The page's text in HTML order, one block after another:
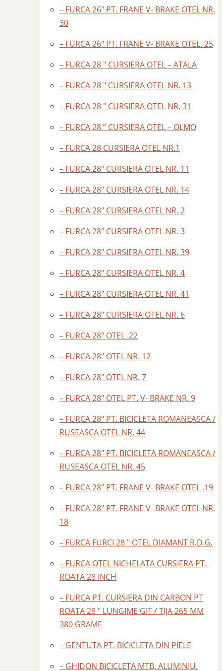
– FURCA 26″ PT. FRANE V- BRAKE OTEL NR.
30
– FURCA 26″ PT. FRANE V- BRAKE OTEL. 25
– FURCA 28 " CURSIERA OTEL – ATALA
– FURCA 28 " CURSIERA OTEL NR. 13
– FURCA 28 " CURSIERA OTEL NR. 31
– FURCA 28 ” CURSIERA OTEL – OLMO
– FURCA 28 CURSIERA OTEL NR.1
– FURCA 28″ CURSIERA OTEL NR. 11
– FURCA 28″ CURSIERA OTEL NR. 14
– FURCA 28″ CURSIERA OTEL NR. 2
– FURCA 28″ CURSIERA OTEL NR. 3
– FURCA 28″ CURSIERA OTEL NR. 39
– FURCA 28″ CURSIERA OTEL NR. 4
– FURCA 28″ CURSIERA OTEL NR. 41
– FURCA 28″ CURSIERA OTEL NR. 6
– FURCA 28″ OTEL .22
– FURCA 28″ OTEL NR. 12
– FURCA 28″ OTEL NR. 7
– FURCA 28″ OTEL PT. V- BRAKE NR. 9
– FURCA 28″ PT. BICICLETA ROMANEASCA /
RUSEASCA OTEL NR. 44
– FURCA 28″ PT. BICICLETA ROMANEASCA /
RUSEASCA OTEL NR. 45
– FURCA 28″ PT. FRANE V- BRAKE OTEL .19
– FURCA 28″ PT. FRANE V- BRAKE OTEL NR.
18
– FURCA FURCI 28 " OTEL DIAMANT R.D.G.
– FURCA OTEL NICHELATA CURSIERA PT.
ROATA 28 INCH
– FURCA PT. CURSIERA DIN CARBON PT
ROATA 28 " LUNGIME GIT / TIJA 265 MM
380 GRAME
– GENTUTA PT. BICICLETA DIN PIELE
– GHIDON BICICLETA MTB. ALUMINIU.